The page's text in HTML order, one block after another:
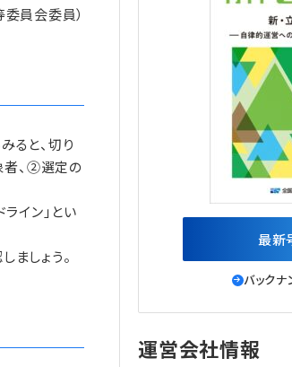
員会委員）
ると、切り
者、②選定の
イン」とい
しょう。
最新
バックナ
運営会社情報